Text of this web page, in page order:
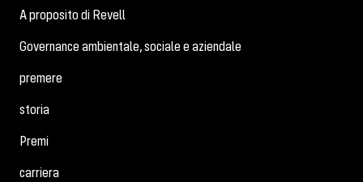
A proposito di Revell
Governance ambientale, sociale e aziendale
premere
storia
Premi
carriera